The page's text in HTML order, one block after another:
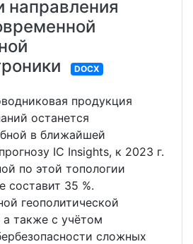
DOCX
продукция
останется
в ближайшей
IC Insights, к 2023 г.
по этой топологии
составит 35 %.
геополитической
также с учётом
сложных